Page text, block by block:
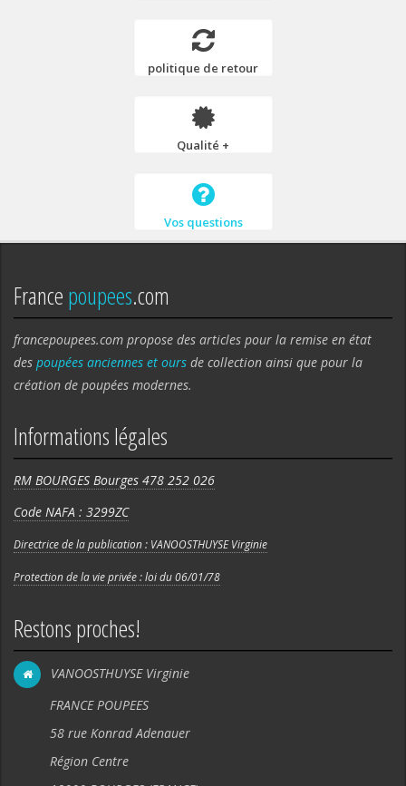
politique de retour
Qualité +
Vos questions
Francepoupees.com
francepoupees.com propose des articles pour la remise en état
des poupées anciennes et ours de collection ainsi que pour la
création de poupées modernes.
Informations légales
RM BOURGES Bourges 478 252 026
Code NAFA : 3299ZC
Directrice de la publication : VANOOSTHUYSE Virginie
Protection de la vie privée : loi du 06/01/78
Restons proches!
VANOOSTHUYSE Virginie
FRANCE POUPEES
58 rue Konrad Adenauer
Région Centre